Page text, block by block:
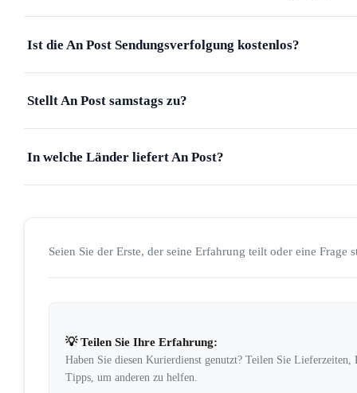
Ist die An Post Sendungsverfolgung kostenlos?
Stellt An Post samstags zu?
In welche Länder liefert An Post?
Seien Sie der Erste, der seine Erfahrung teilt oder eine Frage
💡 Teilen Sie Ihre Erfahrung:
Haben Sie diesen Kurierdienst genutzt? Teilen Sie Lieferzeiten,
Tipps, um anderen zu helfen.